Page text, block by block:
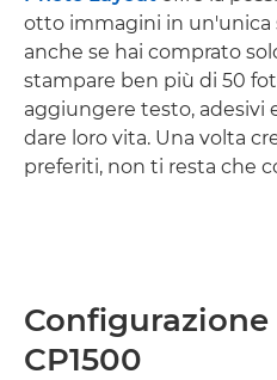
otto immagini in un'unica
anche se hai comprato
stampare ben più di 50
aggiungere testo, adesivi
dare loro vita. Una volta
preferiti, non ti resta che
Configurazione
CP1500